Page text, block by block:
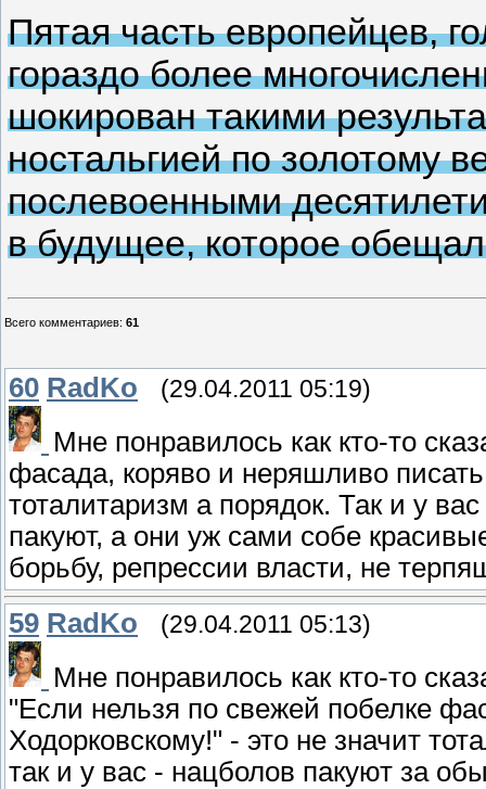
Пятая часть европейцев,
гораздо более
шокирован такими
ностальгией по золотому
послевоенными
в будущее, которое
Всего комментариев: 61
60 RadKo (29.04.2011 05:19)
Мне понравилось как кто-то
фасада, коряво и неряшливо
тоталитаризм а порядок. Так и у
пакуют, а они уж сами собе
борьбу, репрессии власти, не
59 RadKo (29.04.2011 05:13)
Мне понравилось как кто-то
"Если нельзя по свежей побелке
Ходорковскому!" - это не значит
так и у вас - нацболов пакуют за